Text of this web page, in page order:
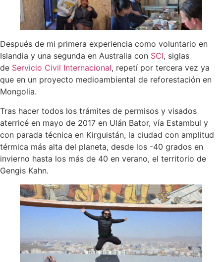
Después de mi primera experiencia como voluntario en
Islandia y una segunda en Australia con SCI, siglas
de Servicio Civil Internacional, repetí por tercera vez ya
que en un proyecto medioambiental de reforestación en
Mongolia.
Tras hacer todos los trámites de permisos y visados
aterricé en mayo de 2017 en Ulán Bator, vía Estambul y
con parada técnica en Kirguistán, la ciudad con amplitud
térmica más alta del planeta, desde los -40 grados en
invierno hasta los más de 40 en verano, el territorio de
Gengis Kahn.